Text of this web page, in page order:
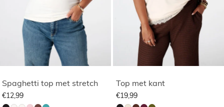
Spaghetti top met stretch
€12,99
Top met kant
€19,99